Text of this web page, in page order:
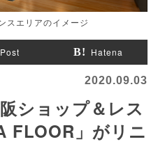
スエリアのイメージ
Post Hatena
2020.09.03
ショップ＆レス
FLOOR」がリニ